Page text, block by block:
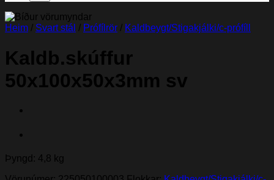
Heim / Svart stál / Prófílrör / Kaldbeygt/Stigakjálki/c-prófíll
Kaldb.skúffur
50x100x50x3mm sv
Þyngd: 4,8 kg